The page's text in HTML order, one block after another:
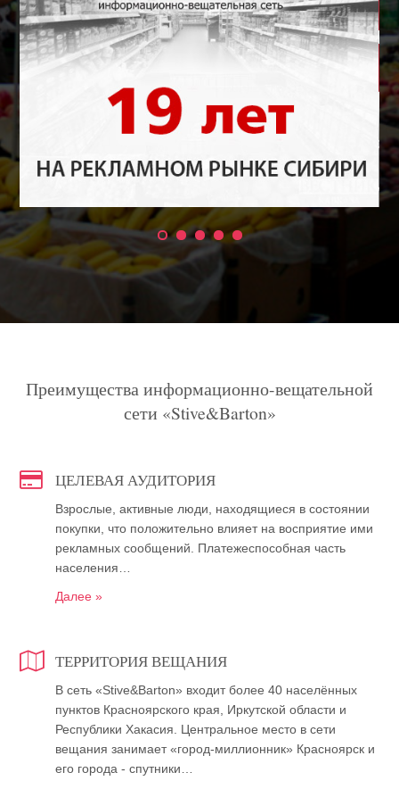
Преимущества информационно-вещательной
сети «Stive&Barton»
ЦЕЛЕВАЯ АУДИТОРИЯ
Взрослые, активные люди, находящиеся в состоянии
покупки, что положительно влияет на восприятие ими
рекламных сообщений. Платежеспособная часть
населения…
Далее »
ТЕРРИТОРИЯ ВЕЩАНИЯ
В сеть «Stive&Barton» входит более 40 населённых
пунктов Красноярского края, Иркутской области и
Республики Хакасия. Центральное место в сети
вещания занимает «город-миллионник» Красноярск и
его города - спутники…